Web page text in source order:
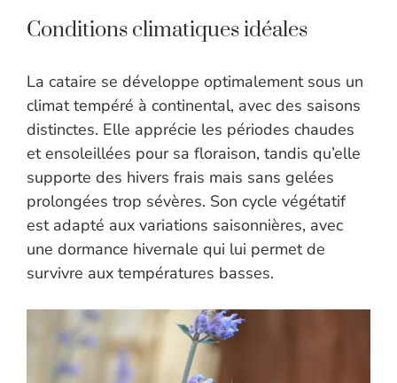
Conditions climatiques idéales
La cataire se développe optimalement sous un
climat tempéré à continental, avec des saisons
distinctes. Elle apprécie les périodes chaudes
et ensoleillées pour sa floraison, tandis qu’elle
supporte des hivers frais mais sans gelées
prolongées trop sévères. Son cycle végétatif
est adapté aux variations saisonnières, avec
une dormance hivernale qui lui permet de
survivre aux températures basses.